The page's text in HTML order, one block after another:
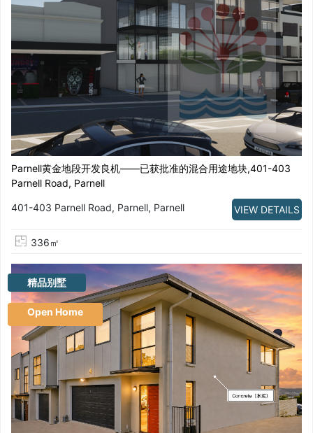
Parnell黄金地段开发良机——已获批准的混合用途地块,401-403
Parnell Road, Parnell
401-403 Parnell Road, Parnell, Parnell VIEW DETAILS
336㎡
精品别墅
Open Home